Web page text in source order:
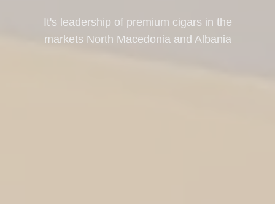
It's leadership of premium cigars in the
markets North Macedonia and Albania